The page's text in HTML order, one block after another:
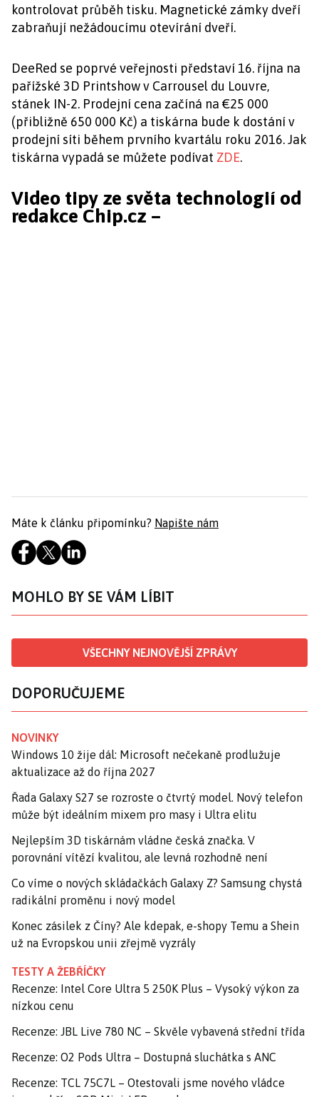
kontrolovat průběh tisku. Magnetické zámky dveří
zabraňují nežádoucímu otevírání dveří.
DeeRed se poprvé veřejnosti představí 16. října na
pařížské 3D Printshow v Carrousel du Louvre,
stánek IN-2. Prodejní cena začíná na €25 000
(přibližně 650 000 Kč) a tiskárna bude k dostání v
prodejní síti během prvního kvartálu roku 2016. Jak
tiskárna vypadá se můžete podívat ZDE.
Video tipy ze světa technologií od
redakce Chip.cz –
Máte k článku připomínku? Napište nám
MOHLO BY SE VÁM LÍBIT
VŠECHNY NEJNOVĚJŠÍ ZPRÁVY
DOPORUČUJEME
NOVINKY
Windows 10 žije dál: Microsoft nečekaně prodlužuje
aktualizace až do října 2027
Řada Galaxy S27 se rozroste o čtvrtý model. Nový telefon
může být ideálním mixem pro masy i Ultra elitu
Nejlepším 3D tiskárnám vládne česká značka. V
porovnání vítězí kvalitou, ale levná rozhodně není
Co víme o nových skládačkách Galaxy Z? Samsung chystá
radikální proměnu i nový model
Konec zásilek z Číny? Ale kdepak, e-shopy Temu a Shein
už na Evropskou unii zřejmě vyzrály
TESTY A ŽEBŘÍČKY
Recenze: Intel Core Ultra 5 250K Plus – Vysoký výkon za
nízkou cenu
Recenze: JBL Live 780 NC – Skvěle vybavená střední třída
Recenze: O2 Pods Ultra – Dostupná sluchátka s ANC
Recenze: TCL 75C7L – Otestovali jsme nového vládce